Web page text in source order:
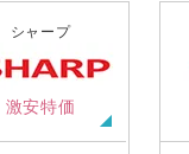
シャープ
激安特価